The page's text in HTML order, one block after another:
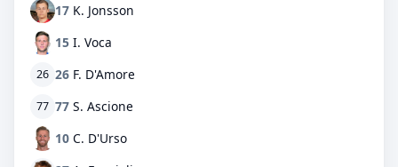
17 K. Jonsson
15 I. Voca
26 26 F. D'Amore
77 77 S. Ascione
10 C. D'Urso